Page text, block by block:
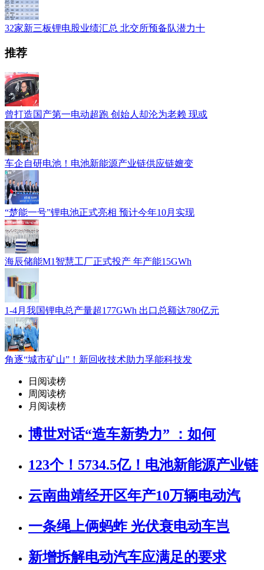
32家新三板锂电股业绩汇总 北交所预备队潜力十
推荐
曾打造国产第一电动超跑 创始人却沦为老赖 现或
车企自研电池！电池新能源产业链供应链嬗变
“楚能一号”锂电池正式亮相 预计今年10月实现
海辰储能M1智慧工厂正式投产 年产能15GWh
1-4月我国锂电总产量超177GWh 出口总额达780亿元
角逐“城市矿山”！新回收技术助力孚能科技发
日阅读榜
周阅读榜
月阅读榜
博世对话“造车新势力” ：如何
123个！5734.5亿！电池新能源产业链
云南曲靖经开区年产10万辆电动汽
一条绳上俩蚂蚱 光伏衰电动车岂
新增拆解电动汽车应满足的要求